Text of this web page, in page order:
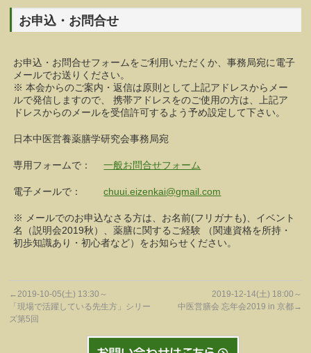
お申込・お問合せ
お申込・お問合せフォームをご利用いただくか、事務局宛に電子
メールでお送りください。
※ 本会からのご案内・返信は原則として上記アドレスからメー
ルで発信しますので、 携帯アドレスをのご使用の方は、上記ア
ドレスからのメールを受信許可するよう予め設定して下さい。
日本中医営養薬膳学研究会事務局宛
専用フォームで：一般お問合せフォーム
電子メールで：chuui.eizenkai@gmail.com
※ メールでのお申込なさる方は、お名前(フリガナも)、イベント
名（説明会2019秋）、薬膳に関するご経験 （関連資格を所持・
初歩知識あり・初心者など）をお知らせください。
←2019-10-05(土) 13:30～
「現場で活躍している先生方」シリー
ズ第5回
2019-12-14(土) 18:00～
中医営膳会 忘年会2019 in 京都→